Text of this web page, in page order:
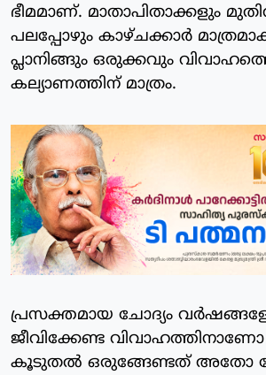
ഭീമമാണ്. മാതാപിതാക്കളും
പലപ്പോഴും കാഴ്ചക്കാർ
പ്ലാനിങ്ങും ഒരുക്കവും
കല്യാണത്തിന് മാത്രം.
പ്രസക്തമായ ചോദ്യം
ജീവിക്കേണ്ട വിവാഹത്തിനാണോ
കൂടുതൽ ഒരുങ്ങേണ്ടത് അതോ